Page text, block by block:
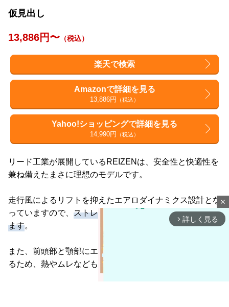
仮見出し
13,886円〜 （税込）
楽天で検索
Amazonで詳細を見る
13,886円 （税込）
Yahoo!ショッピングで詳細を見る
14,990円 （税込）
リード工業が展開しているREIZENは、安全性と快適性を
兼ね備えたまさに理想のモデルです。
走行風によるリフトを抑えたエアロダイナミクス設計とな
っていますので、 ストレスフリーでライディングを楽しめ
ます。
また、前頭部と顎部にエアベンチレーションを装備してい
るため、熱やムレなども軽減できます。
close
arrow_forward_ios 詳しく見る